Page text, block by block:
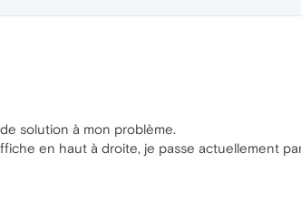
solution à mon problème.
en haut à droite, je passe actuellement